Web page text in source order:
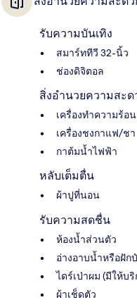
รับความบันเทิง
สมาร์ททีวี 32-นิ้ว
ช่องดิจิตอล
สิ่งอำนวยความสะ
เครื่องทำความร้อน
เครื่องชงกาแฟ/ชา
กาต้มน้ำไฟฟ้า
หลับเต็มตื่น
ผ้าปูที่นอน
รับความสดชื่น
ห้องน้ำส่วนตัว
อ่างอาบน้ำหรือฝัก
ไดร์เป่าผม (มีให้บ
ผ้าเช็ดตัว